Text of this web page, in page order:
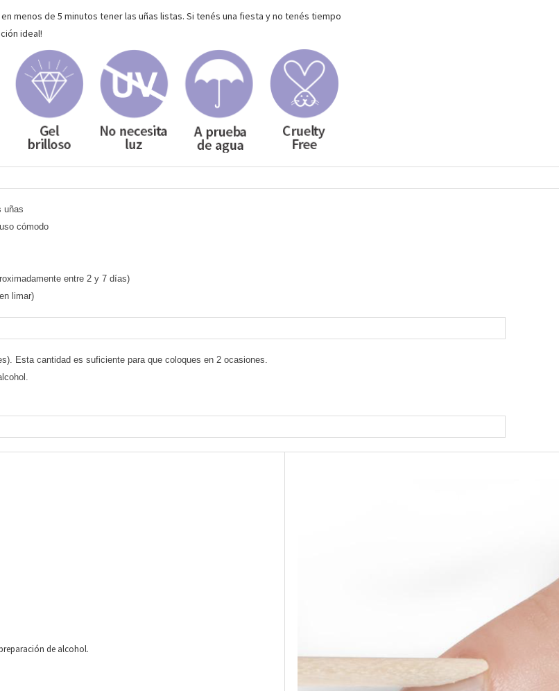
menos de 5 minutos tener las uñas listas. Si tenés una fiesta y no tenés tiempo
ideal!
uñas
cómodo
entre 2 y 7 días)
limar)
Esta cantidad es suficiente para que coloques en 2 ocasiones.
de alcohol.